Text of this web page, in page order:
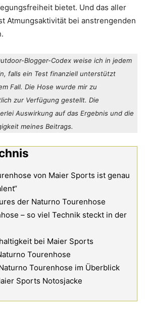
bietet. Und das aller
Atmungsaktivität bei anstrengenden
Blogger-Codex weise ich in jedem
falls ein Test finanziell unterstützt
Fall. Die Hose wurde mir zu
zur Verfügung gestellt. Die
Auswirkung auf das Ergebnis und die
meines Beitrags.
von Maier Sports ist genau
der Naturno Tourenhose
– so viel Technik steckt in der
bei Maier Sports
Tourenhose
Tourenhose im Überblick
Sports Notosjacke